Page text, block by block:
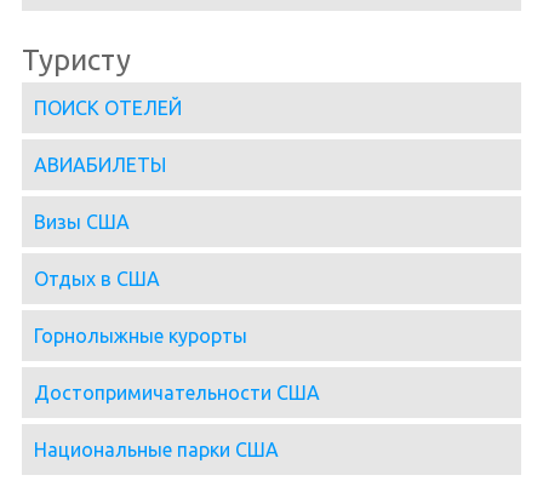
Туристу
ПОИСК ОТЕЛЕЙ
АВИАБИЛЕТЫ
Визы США
Отдых в США
Горнолыжные курорты
Достопримичательности США
Национальные парки США